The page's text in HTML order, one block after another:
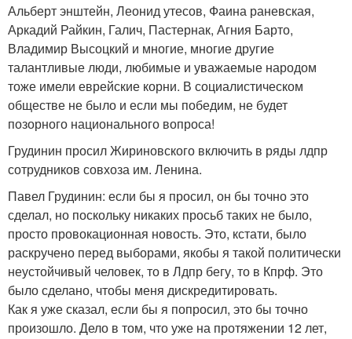
Альберт энштейн, Леонид утесов, Фаина раневская,
Аркадий Райкин, Галич, Пастернак, Агния Барто,
Владимир Высоцкий и многие, многие другие
талантливые люди, любимые и уважаемые народом
тоже имели еврейские корни. В социалистическом
обществе не было и если мы победим, не будет
позорного национального вопроса!
Грудинин просил Жириновского включить в ряды лдпр
сотрудников совхоза им. Ленина.
Павел Грудинин: если бы я просил, он бы точно это
сделал, но поскольку никаких просьб таких не было,
просто провокационная новость. Это, кстати, было
раскручено перед выборами, якобы я такой политически
неустойчивый человек, то в Лдпр бегу, то в Кпрф. Это
было сделано, чтобы меня дискредитировать.
Как я уже сказал, если бы я попросил, это бы точно
произошло. Дело в том, что уже на протяжении 12 лет,